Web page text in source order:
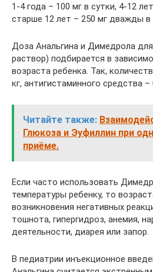
1-4 года – 100 мг в сутки, 4-12
старше 12 лет – 250 мг дважды в
Доза Анальгина и Димедрола
раствор) подбирается в
возраста ребенка. Так,
кг, антигистаминного средства –
Читайте также:
Глюкоза и Эуфиллин при
приёме.
Если часто использовать
температуры ребенку, то
возникновения негативных
тошнота, гипергидроз, анемия,
деятельности, диарея или запор.
В педиатрии инъекционное